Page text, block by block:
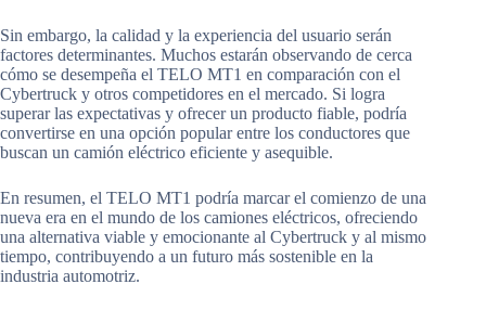
Sin embargo, la calidad y la experiencia del usuario serán
factores determinantes. Muchos estarán observando de cerca
cómo se desempeña el TELO MT1 en comparación con el
Cybertruck y otros competidores en el mercado. Si logra
superar las expectativas y ofrecer un producto fiable, podría
convertirse en una opción popular entre los conductores que
buscan un camión eléctrico eficiente y asequible.
En resumen, el TELO MT1 podría marcar el comienzo de una
nueva era en el mundo de los camiones eléctricos, ofreciendo
una alternativa viable y emocionante al Cybertruck y al mismo
tiempo, contribuyendo a un futuro más sostenible en la
industria automotriz.